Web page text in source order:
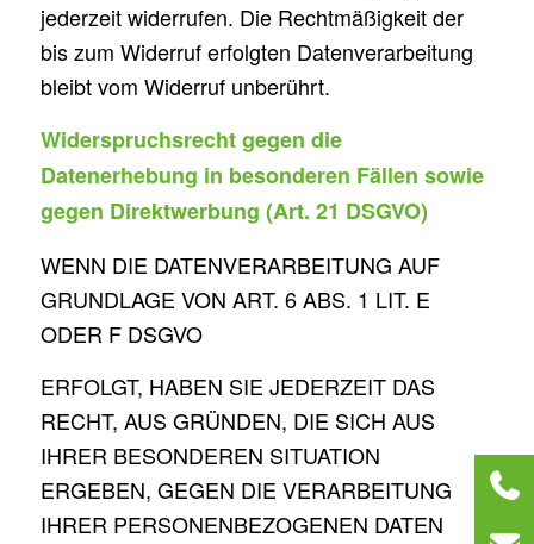
jederzeit widerrufen. Die Rechtmäßigkeit der
bis zum Widerruf erfolgten Datenverarbeitung
bleibt vom Widerruf unberührt.
Widerspruchsrecht gegen die
Datenerhebung in besonderen Fällen sowie
gegen Direktwerbung (Art. 21 DSGVO)
WENN DIE DATENVERARBEITUNG AUF
GRUNDLAGE VON ART. 6 ABS. 1 LIT. E
ODER F DSGVO
ERFOLGT, HABEN SIE JEDERZEIT DAS
RECHT, AUS GRÜNDEN, DIE SICH AUS
IHRER BESONDEREN SITUATION
ERGEBEN, GEGEN DIE VERARBEITUNG
IHRER PERSONENBEZOGENEN DATEN